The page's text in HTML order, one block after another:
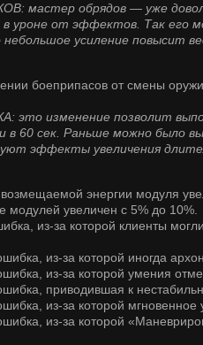
мастер обрядов — уже
в уроне от эффектов. Так его
усиление повысит
боеприпасов от смены
изменение позволит
в 60 сек. Раньше можно было
эффекты увеличения
энергии модуля
модулей увеличен с 5% до 10%.
из-за которой клиенты
из-за которой иногда
из-за которой умения
приводившая к
из-за которой
из-за которой